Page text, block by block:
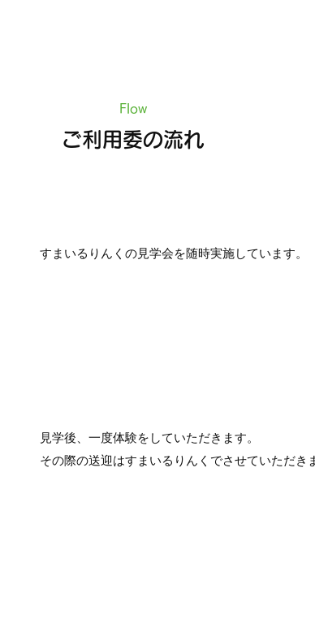
Flow
ご利用委の流れ
すまいるりんくの見学会を随時実施しています。
見学後、一度体験をしていただきます。
その際の送迎はすまいるりんくでさせていただき